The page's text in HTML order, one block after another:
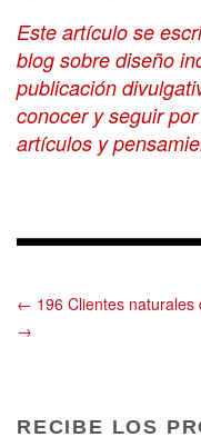
Este artículo se
blog sobre diseño
publicación
conocer y seguir
artículos y
← 196 Clientes naturales
→
RECIBE LOS